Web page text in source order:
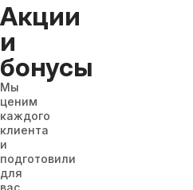
Акции
и
бонусы
Мы
ценим
каждого
клиента
и
подготовили
для
вас